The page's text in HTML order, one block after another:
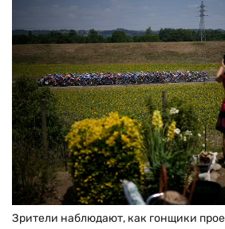
Зрители наблюдают, как гонщики